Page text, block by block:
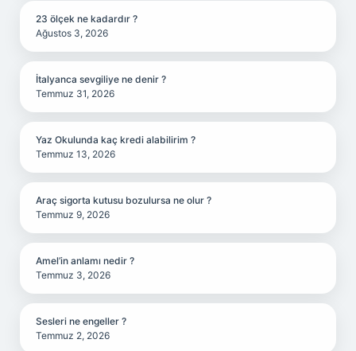
23 ölçek ne kadardır ?
Ağustos 3, 2026
İtalyanca sevgiliye ne denir ?
Temmuz 31, 2026
Yaz Okulunda kaç kredi alabilirim ?
Temmuz 13, 2026
Araç sigorta kutusu bozulursa ne olur ?
Temmuz 9, 2026
Amel’in anlamı nedir ?
Temmuz 3, 2026
Sesleri ne engeller ?
Temmuz 2, 2026